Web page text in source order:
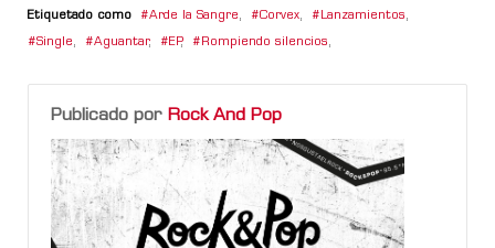
Etiquetado como Arde la Sangre, Corvex, Lanzamientos,
Single, Aguantar, EP, Rompiendo silencios,
Publicado por Rock And Pop